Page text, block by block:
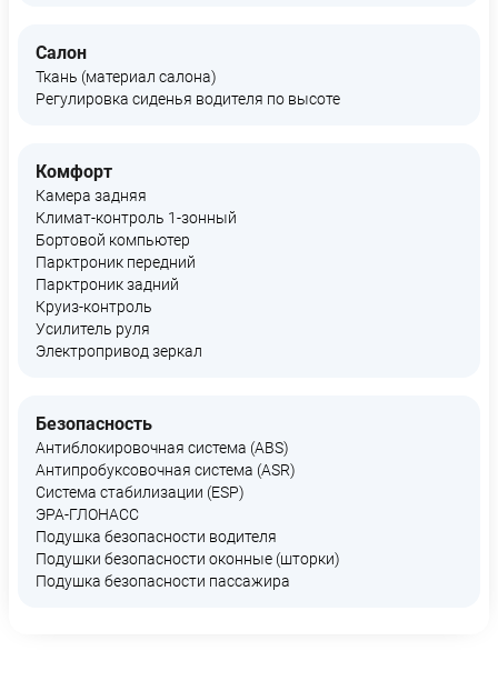
Салон
Ткань (материал салона)
Регулировка сиденья водителя по высоте
Комфорт
Камера задняя
Климат-контроль 1-зонный
Бортовой компьютер
Парктроник передний
Парктроник задний
Круиз-контроль
Усилитель руля
Электропривод зеркал
Безопасность
Антиблокировочная система (ABS)
Антипробуксовочная система (ASR)
Система стабилизации (ESP)
ЭРА-ГЛОНАСС
Подушка безопасности водителя
Подушки безопасности оконные (шторки)
Подушка безопасности пассажира